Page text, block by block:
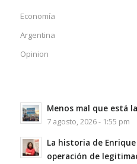
Economía
Argentina
Opinion
Menos mal que está
7 agosto, 2026 - 1:55 pm
La historia de
operación de